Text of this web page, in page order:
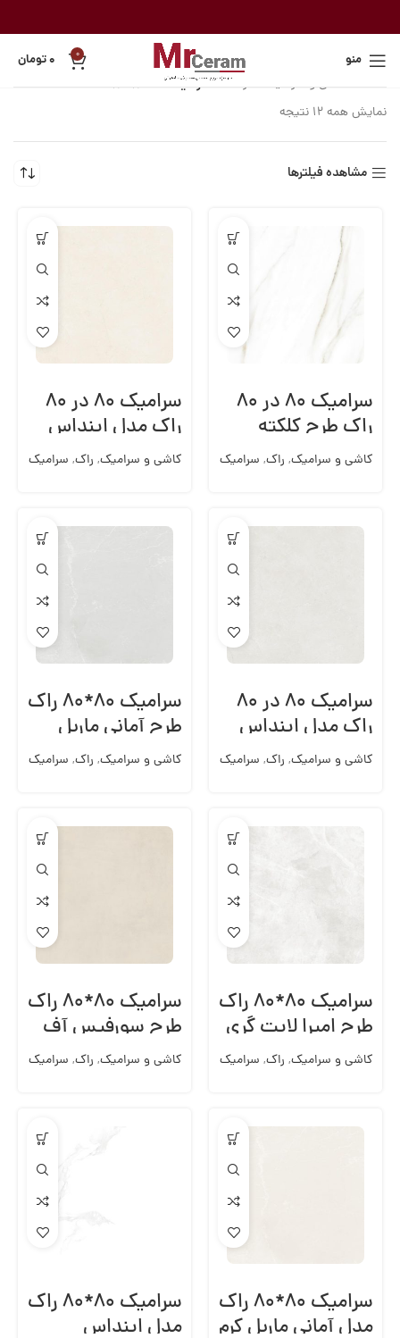
منو 0 ۰تومان
کاشی و سرامیک راک سرامیک کف 80*80
نمایش همه 12 نتیجه
مشاهده فیلترها
سرامیک ۸۰ در ۸۰
راک طرح کلکته
آفریقا پولیش
کاشی و سرامیک, راک, سرامیک
سرامیک ۸۰ در ۸۰
راک مدل اینداس
کرم
کاشی و سرامیک, راک, سرامیک
سرامیک ۸۰ در ۸۰
راک مدل اینداس
لایت گری
کاشی و سرامیک, راک, سرامیک
سرامیک ۸۰*۸۰ راک
طرح آمانی ماربل
لایت گری
کاشی و سرامیک, راک, سرامیک
سرامیک ۸۰*۸۰ راک
طرح امپرا لایت گری
کاشی و سرامیک, راک, سرامیک
سرامیک ۸۰*۸۰ راک
طرح سورفیس آف
وایت
کاشی و سرامیک, راک, سرامیک
سرامیک ۸۰*۸۰ راک
مدل آمانی ماربل کرم
سرامیک ۸۰*۸۰ راک
مدل اینداس